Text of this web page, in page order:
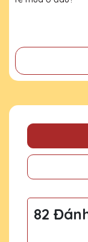
đã cống hiến,
82